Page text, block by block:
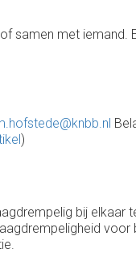
samen met iemand.
)
bij elkaar
voor